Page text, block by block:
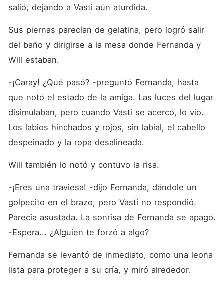
salió, dejando a Vasti aún aturdida.
Sus piernas parecían de gelatina, pero logró salir
del baño y dirigirse a la mesa donde Fernanda y
Will estaban.
-¡Caray! ¿Qué pasó? -preguntó Fernanda, hasta
que notó el estado de la amiga. Las luces del lugar
disimulaban, pero cuando Vasti se acercó, lo vio.
Los labios hinchados y rojos, sin labial, el cabello
despeinado y la ropa desalineada.
Will también lo notó y contuvo la risa.
-¡Eres una traviesa! -dijo Fernanda, dándole un
golpecito en el brazo, pero Vasti no respondió.
Parecía asustada. La sonrisa de Fernanda se apagó.
-Espera... ¿Alguien te forzó a algo?
Fernanda se levantó de inmediato, como una leona
lista para proteger a su cría, y miró alrededor.